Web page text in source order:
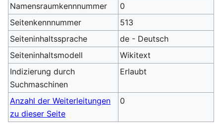
Namensraumkennnummer
0
Seitenkennnummer
513
Seiteninhaltssprache
de - Deutsch
Seiteninhaltsmodell
Wikitext
Indizierung durch
Suchmaschinen
Erlaubt
Anzahl der Weiterleitungen
zu dieser Seite
0